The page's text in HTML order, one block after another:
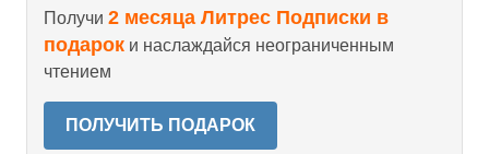
Получи 2 месяца Литрес Подписки в
подарок и наслаждайся неограниченным
чтением
ПОЛУЧИТЬ ПОДАРОК